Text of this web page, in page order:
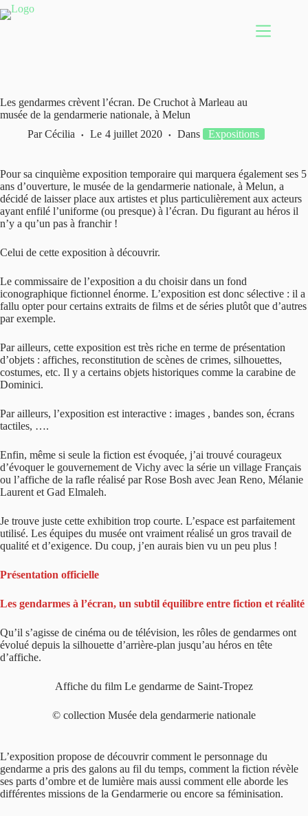
Passer
au
Les gendarmes crèvent l’écran. De Cruchot à Marleau au
musée de la gendarmerie nationale, à Melun
Par Cécilia Le 4 juillet 2020 Dans Expositions
Pour sa cinquième exposition temporaire qui marquera également ses 5
ans d’ouverture, le musée de la gendarmerie nationale, à Melun, a
décidé de laisser place aux artistes et plus particulièrement aux acteurs
ayant enfilé l’uniforme (ou presque) à l’écran. Du figurant au héros il
n’y a qu’un pas à franchir !
Celui de cette exposition à découvrir.
Le commissaire de l’exposition a du choisir dans un fond
iconographique fictionnel énorme. L’exposition est donc sélective : il a
fallu opter pour certains extraits de films et de séries plutôt que d’autres
par exemple.
Par ailleurs, cette exposition est très riche en terme de présentation
d’objets : affiches, reconstitution de scènes de crimes, silhouettes,
costumes, etc. Il y a certains objets historiques comme la carabine de
Dominici.
Par ailleurs, l’exposition est interactive : images , bandes son, écrans
tactiles, ….
Enfin, même si seule la fiction est évoquée, j’ai trouvé courageux
d’évoquer le gouvernement de Vichy avec la série un village Français
ou l’affiche de la rafle réalisé par Rose Bosh avec Jean Reno, Mélanie
Laurent et Gad Elmaleh.
Je trouve juste cette exhibition trop courte. L’espace est parfaitement
utilisé. Les équipes du musée ont vraiment réalisé un gros travail de
qualité et d’exigence. Du coup, j’en aurais bien vu un peu plus !
Présentation officielle
Les gendarmes à l’écran, un subtil équilibre entre fiction et réalité
Qu’il s’agisse de cinéma ou de télévision, les rôles de gendarmes ont
évolué depuis la silhouette d’arrière-plan jusqu’au héros en tête
d’affiche.
Affiche du film Le gendarme de Saint-Tropez
© collection Musée dela gendarmerie nationale
L’exposition propose de découvrir comment le personnage du
gendarme a pris des galons au fil du temps, comment la fiction révèle
ses parts d’ombre et de lumière mais aussi comment elle aborde les
différentes missions de la Gendarmerie ou encore sa féminisation.